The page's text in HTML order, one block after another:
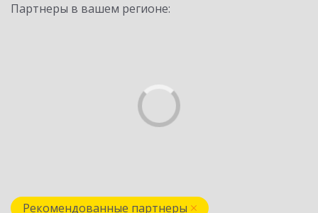
Партнеры в вашем регионе:
Рекомендованные партнеры